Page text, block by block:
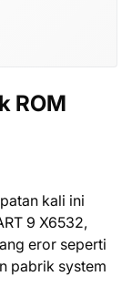
ROM
kali ini
9 X6532,
eror seperti
pabrik system